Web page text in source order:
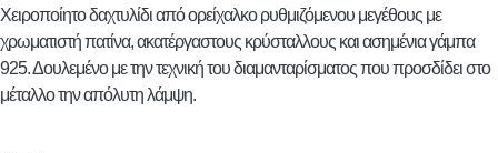
Χειροποίητο δαχτυλίδι από ορείχαλκο ρυθμιζόμενου μεγέθους με
χρωματιστή πατίνα, ακατέργαστους κρύσταλλους και ασημένια γάμπα
925. Δουλεμένο με την τεχνική του διαμανταρίσματος που προσδίδει στο
μέταλλο την απόλυτη λάμψη.